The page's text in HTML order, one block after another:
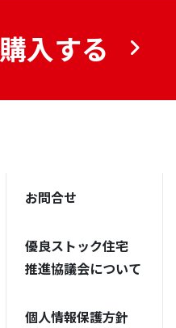
購入する
お問合せ
優良ストック住宅
推進協議会について
個人情報保護方針